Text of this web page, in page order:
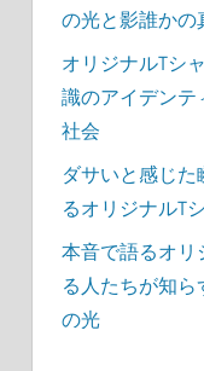
の光と影誰かの
オリジナルTシ
識のアイデンテ
社会
ダサいと感じた
るオリジナルT
本音で語るオリ
る人たちが知
の光